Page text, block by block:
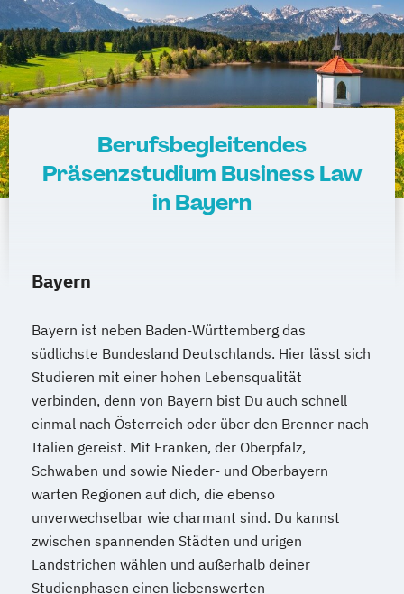
Berufsbegleitendes
Präsenzstudium Business Law
in Bayern
Bayern
Bayern ist neben Baden-Württemberg das
südlichste Bundesland Deutschlands. Hier lässt sich
Studieren mit einer hohen Lebensqualität
verbinden, denn von Bayern bist Du auch schnell
einmal nach Österreich oder über den Brenner nach
Italien gereist. Mit Franken, der Oberpfalz,
Schwaben und sowie Nieder- und Oberbayern
warten Regionen auf dich, die ebenso
unverwechselbar wie charmant sind. Du kannst
zwischen spannenden Städten und urigen
Landstrichen wählen und außerhalb deiner
Studienphasen einen liebenswerten